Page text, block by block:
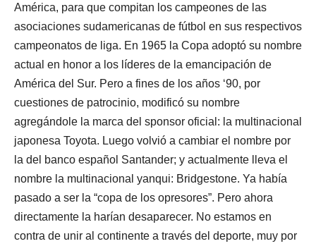
América, para que compitan los campeones de las
asociaciones sudamericanas de fútbol en sus respectivos
campeonatos de liga. En 1965 la Copa adoptó su nombre
actual en honor a los líderes de la emancipación de
América del Sur. Pero a fines de los años ‘90, por
cuestiones de patrocinio, modificó su nombre
agregándole la marca del sponsor oficial: la multinacional
japonesa Toyota. Luego volvió a cambiar el nombre por
la del banco español Santander; y actualmente lleva el
nombre la multinacional yanqui: Bridgestone. Ya había
pasado a ser la “copa de los opresores”. Pero ahora
directamente la harían desaparecer. No estamos en
contra de unir al continente a través del deporte, muy por